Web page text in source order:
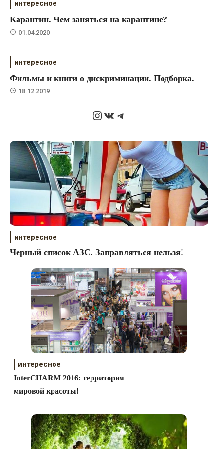
интересное
Карантин. Чем заняться на карантине?
01.04.2020
интересное
Фильмы и книги о дискриминации. Подборка.
18.12.2019
Instagram
ВКонтакте
Telegram
интересное
Черный список АЗС. Заправляться нельзя!
интересное
InterCHARM 2016: территория
мировой красоты!